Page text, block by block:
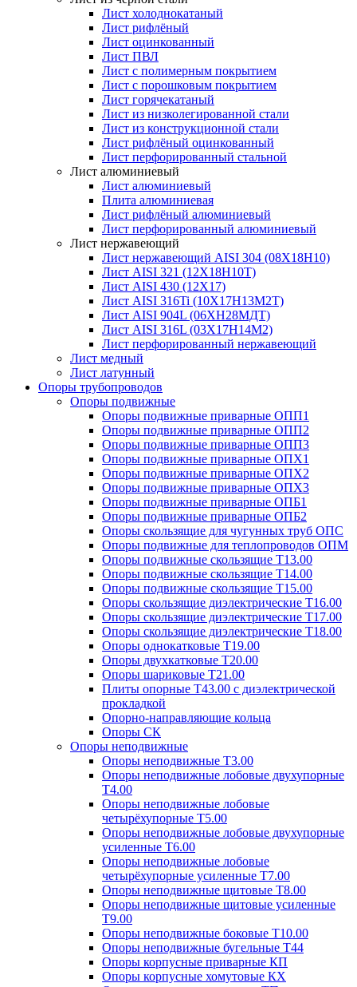
Лист холоднокатаный
Лист рифлёный
Лист оцинкованный
Лист ПВЛ
Лист с полимерным покрытием
Лист с порошковым покрытием
Лист горячекатаный
Лист из низколегированной стали
Лист из конструкционной стали
Лист рифлёный оцинкованный
Лист перфорированный стальной
Лист алюминиевый
Лист алюминиевый
Плита алюминиевая
Лист рифлёный алюминиевый
Лист перфорированный алюминиевый
Лист нержавеющий
Лист нержавеющий AISI 304 (08Х18Н10)
Лист AISI 321 (12Х18Н10Т)
Лист AISI 430 (12Х17)
Лист AISI 316Ti (10Х17Н13М2Т)
Лист AISI 904L (06ХН28МДТ)
Лист AISI 316L (03Х17Н14М2)
Лист перфорированный нержавеющий
Лист медный
Лист латунный
Опоры трубопроводов
Опоры подвижные
Опоры подвижные приварные ОПП1
Опоры подвижные приварные ОПП2
Опоры подвижные приварные ОПП3
Опоры подвижные приварные ОПХ1
Опоры подвижные приварные ОПХ2
Опоры подвижные приварные ОПХ3
Опоры подвижные приварные ОПБ1
Опоры подвижные приварные ОПБ2
Опоры скользящие для чугунных труб ОПС
Опоры подвижные для теплопроводов ОПМ
Опоры подвижные скользящие Т13.00
Опоры подвижные скользящие Т14.00
Опоры подвижные скользящие Т15.00
Опоры скользящие диэлектрические Т16.00
Опоры скользящие диэлектрические Т17.00
Опоры скользящие диэлектрические Т18.00
Опоры однокатковые Т19.00
Опоры двухкатковые Т20.00
Опоры шариковые Т21.00
Плиты опорные Т43.00 с диэлектрической
прокладкой
Опорно-направляющие кольца
Опоры СК
Опоры неподвижные
Опоры неподвижные Т3.00
Опоры неподвижные лобовые двухупорные
Т4.00
Опоры неподвижные лобовые
четырёхупорные Т5.00
Опоры неподвижные лобовые двухупорные
усиленные Т6.00
Опоры неподвижные лобовые
четырёхупорные усиленные Т7.00
Опоры неподвижные щитовые Т8.00
Опоры неподвижные щитовые усиленные
Т9.00
Опоры неподвижные боковые Т10.00
Опоры неподвижные бугельные Т44
Опоры корпусные приварные КП
Опоры корпусные хомутовые КХ